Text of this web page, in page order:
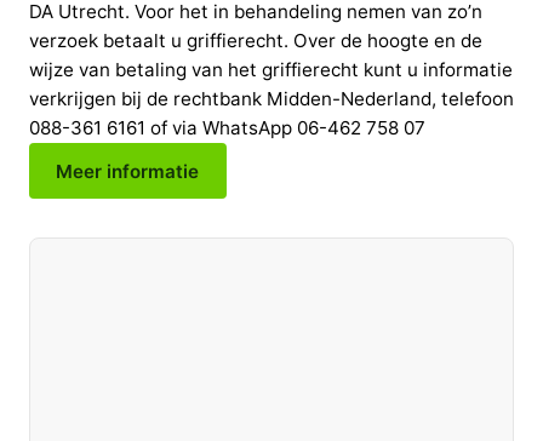
Meer informatie